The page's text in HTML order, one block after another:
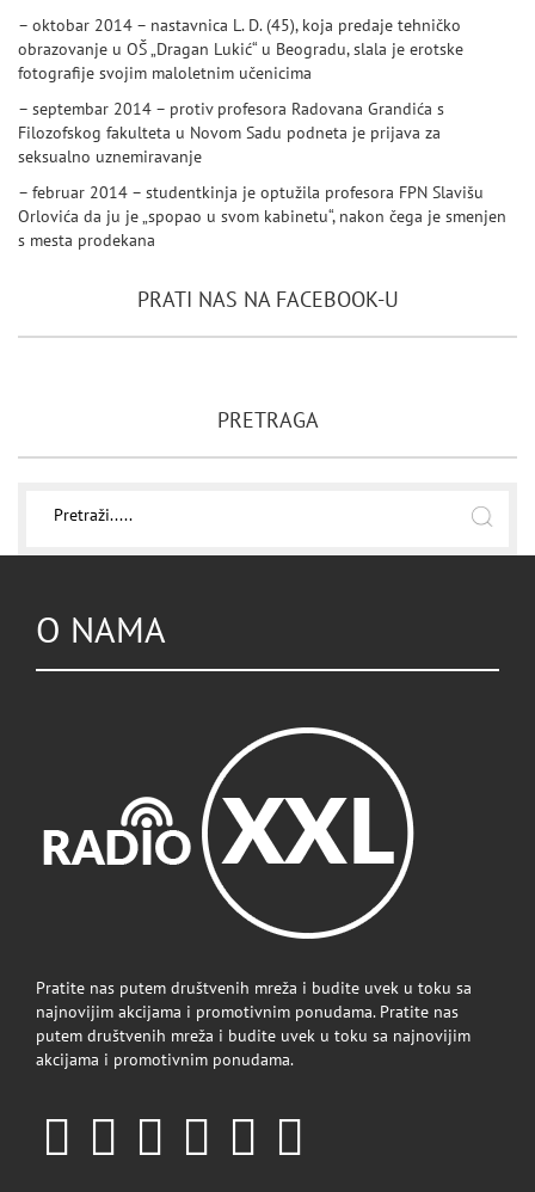
– oktobar 2014 – nastavnica L. D. (45), koja predaje tehničko
obrazovanje u OŠ „Dragan Lukić“ u Beogradu, slala je erotske
fotografije svojim maloletnim učenicima
– septembar 2014 – protiv profesora Radovana Grandića s
Filozofskog fakulteta u Novom Sadu podneta je prijava za
seksualno uznemiravanje
– februar 2014 – studentkinja je optužila profesora FPN Slavišu
Orlovića da ju je „spopao u svom kabinetu“, nakon čega je smenjen
s mesta prodekana
PRATI NAS NA FACEBOOK-U
PRETRAGA
O NAMA
Pratite nas putem društvenih mreža i budite uvek u toku sa
najnovijim akcijama i promotivnim ponudama. Pratite nas
putem društvenih mreža i budite uvek u toku sa najnovijim
akcijama i promotivnim ponudama.